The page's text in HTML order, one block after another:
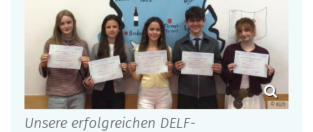
© Küh
Unsere erfolgreichen DELF-